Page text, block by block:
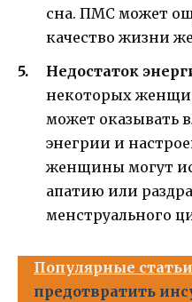
сна. ПМС может
качество жизни
Недостаток
некоторых
может оказывать
энегрии и
женщины могут
апатию или
менструального
Популярные статьи
предотвратить